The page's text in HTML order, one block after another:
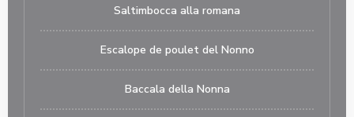
Saltimbocca alla romana
Escalope de poulet del Nonno
Baccala della Nonna